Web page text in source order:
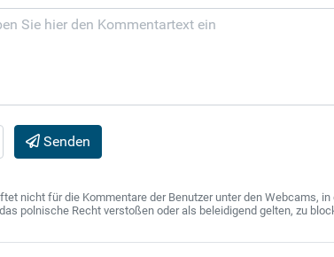
Senden
nicht für die Kommentare der Benutzer unter den Webcams,
polnische Recht verstoßen oder als beleidigend gelten, zu